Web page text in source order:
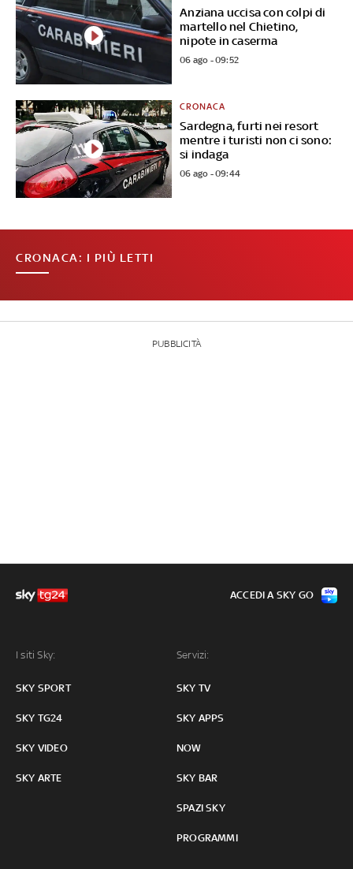
Anziana uccisa con colpi di
martello nel Chietino,
nipote in caserma
06 ago - 09:52
Sardegna, furti nei resort
mentre i turisti non ci sono:
si indaga
CRONACA
06 ago - 09:44
CRONACA: I PIÙ LETTI
PUBBLICITÀ
I siti Sky:
SKY SPORT
SKY TG24
SKY VIDEO
SKY ARTE
Servizi:
SKY TV
SKY APPS
NOW
SKY BAR
SPAZI SKY
PROGRAMMI
ACCEDI A SKY GO